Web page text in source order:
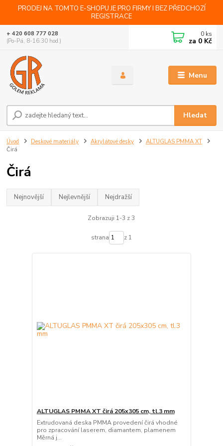
PRODEJ NA TOMTO E-SHOPU JE PRO FIRMY I BEZ PŘEDCHOZÍ
REGISTRACE
Menu
Hledat
+ 420 608 777 028
(Po-Pá, 8-16:30 hod.)
0 ks
za 0 Kč
Úvod Deskové materiály Akrylátové desky
ALTUGLAS PMMA XT
Čirá
Čirá
Nejnovější Nejlevnější Nejdražší
Zobrazuji 1-3 z 3
strana z 1
ALTUGLAS PMMA XT čirá 205x305 cm, tl.3 mm
Extrudovaná deska PMMA provedení čirá vhodné
pro zpracování laserem, diamantem, plamenem
Měrná j...